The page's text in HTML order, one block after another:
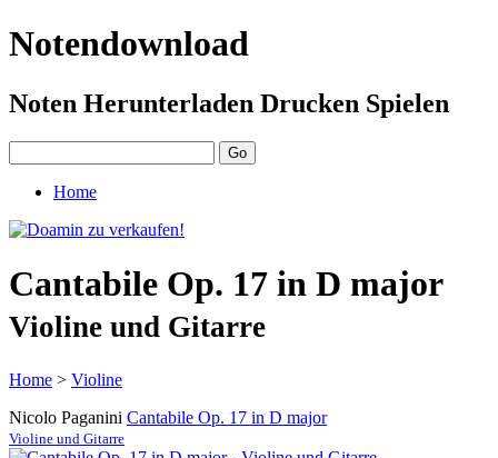
Notendownload
Noten Herunterladen Drucken Spielen
Home
Cantabile Op. 17 in D major
Violine und Gitarre
Home > Violine
Nicolo Paganini Cantabile Op. 17 in D major
Violine und Gitarre